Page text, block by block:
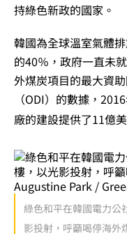
持綠色新政的國家。
韓國為全球溫室氣體
的40％，政府一直未
外煤炭項目的最大資
（ODI）的數據，
廠的建設提供了11億
綠色和平在韓國電力公
影投射，呼籲喝停海